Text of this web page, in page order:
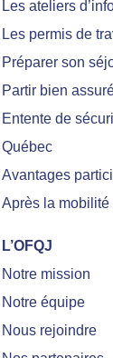
Les ateliers
Les permis de
Préparer son
Partir bien
Entente de
Québec
Avantages
Après la mobilité
L’OFQJ
Notre mission
Notre équipe
Nous rejoindre